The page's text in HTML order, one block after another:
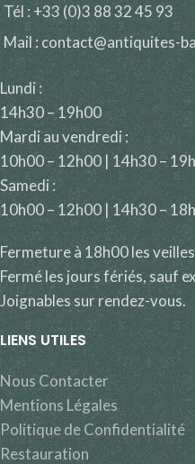
Tél : +33 (0)3 88 32 45 93
Mail : contact@antiquites-
Lundi :
14h30 – 19h00
Mardi au vendredi :
10h00 – 12h00 | 14h30 –
Samedi :
10h00 – 12h00 | 14h30 –
Fermeture à 18h00 les
Fermé les jours fériés, sauf
Joignables sur rendez-vous.
LIENS UTILES
Nous Contacter
Mentions Légales
Politique de Confidentialité
Restauration